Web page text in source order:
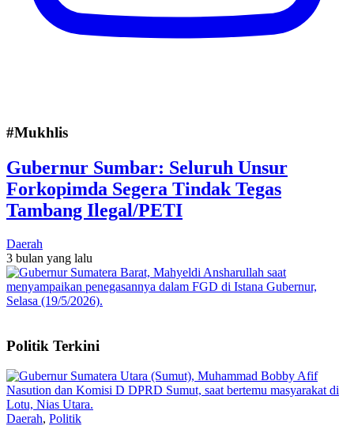
#Mukhlis
Gubernur Sumbar: Seluruh Unsur
Forkopimda Segera Tindak Tegas
Tambang Ilegal/PETI
Daerah
3 bulan yang lalu
Politik Terkini
Daerah, Politik